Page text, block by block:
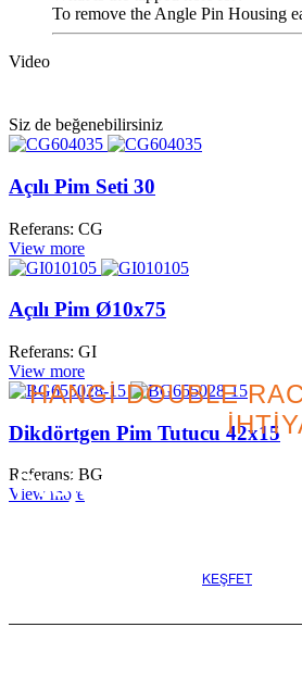
To remove the Angle Pin Housing
Video
Siz de beğenebilirsiniz
Açılı Pim Seti 30
Referans: CG
View more
Açılı Pim Ø10x75
Referans: GI
View more
Dikdörtgen Pim Tutucu 42x15
Referans: BG
View more
HANGİ DOUBLE
Projeniz için en iyi
KEŞFET